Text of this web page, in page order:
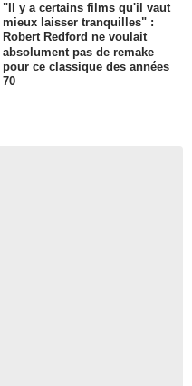
"Il y a certains films qu'il vaut
mieux laisser tranquilles" :
Robert Redford ne voulait
absolument pas de remake
pour ce classique des années
70